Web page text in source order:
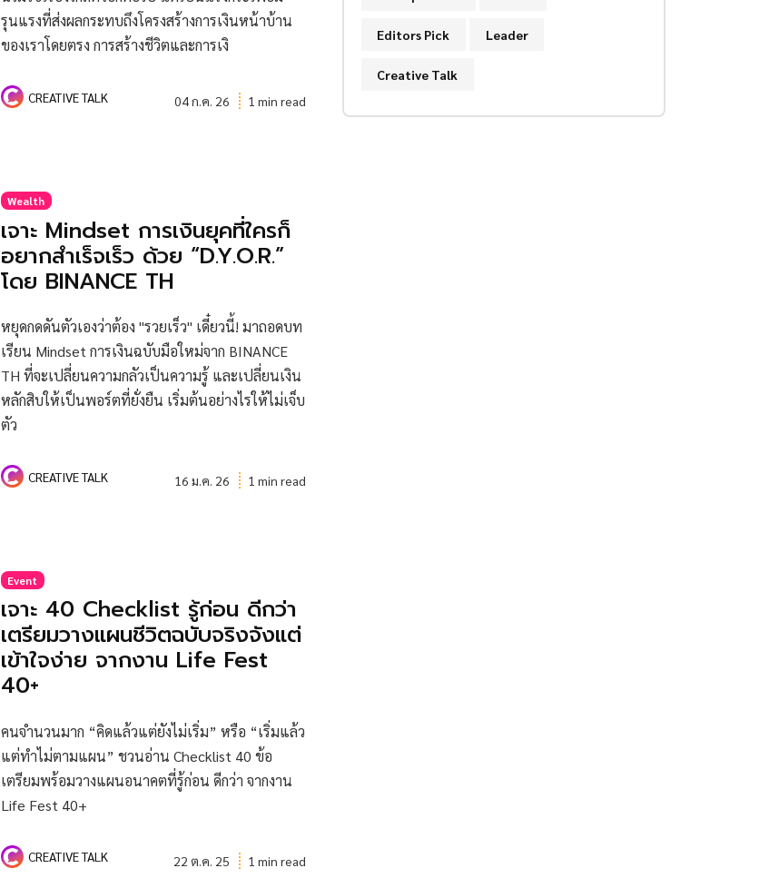
รุนแรงที่ส่งผลกระทบถึงโครงสร้างการเงินหน้าบ้าน
ของเราโดยตรง การสร้างชีวิตและการเงิ
CREATIVE TALK 04 ก.ค. 26 1 min read
Wealth
เจาะ Mindset การเงินยุคที่ใครก็
อยากสำเร็จเร็ว ด้วย “D.Y.O.R.”
โดย BINANCE TH
หยุดกดดันตัวเองว่าต้อง "รวยเร็ว" เดี๋ยวนี้! มาถอดบท
เรียน Mindset การเงินฉบับมือใหม่จาก BINANCE
TH ที่จะเปลี่ยนความกลัวเป็นความรู้ และเปลี่ยนเงิน
หลักสิบให้เป็นพอร์ตที่ยั่งยืน เริ่มต้นอย่างไรให้ไม่เจ็บ
ตัว
CREATIVE TALK 16 ม.ค. 26 1 min read
Event
เจาะ 40 Checklist รู้ก่อน ดีกว่า
เตรียมวางแผนชีวิตฉบับจริงจังแต่
เข้าใจง่าย จากงาน Life Fest
40+
คนจำนวนมาก “คิดแล้วแต่ยังไม่เริ่ม” หรือ “เริ่มแล้ว
แต่ทำไม่ตามแผน” ชวนอ่าน Checklist 40 ข้อ
เตรียมพร้อมวางแผนอนาคตที่รู้ก่อน ดีกว่า จากงาน
Life Fest 40+
CREATIVE TALK 22 ต.ค. 25 1 min read
Editors Pick Leader
Creative Talk